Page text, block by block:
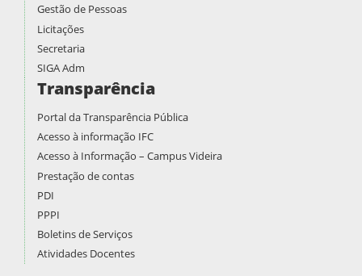
Gestão de Pessoas
Licitações
Secretaria
SIGA Adm
Transparência
Portal da Transparência Pública
Acesso à informação IFC
Acesso à Informação – Campus Videira
Prestação de contas
PDI
PPPI
Boletins de Serviços
Atividades Docentes